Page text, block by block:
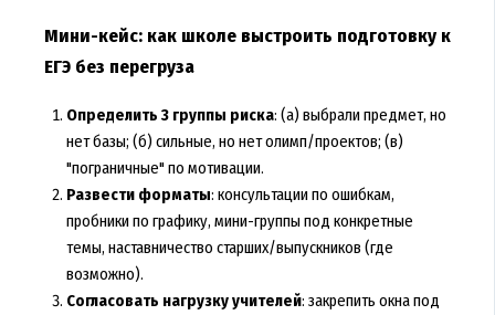
Мини-кейс: как школе выстроить подготовку к
ЕГЭ без перегруза
Определить 3 группы риска: (а) выбрали предмет, но
нет базы; (б) сильные, но нет олимп/проектов; (в)
"пограничные" по мотивации.
Развести форматы: консультации по ошибкам,
пробники по графику, мини-группы под конкретные
темы, наставничество старших/выпускников (где
возможно).
Согласовать нагрузку учителей: закрепить окна под